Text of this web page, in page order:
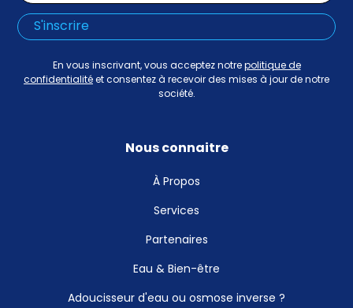
En vous inscrivant, vous acceptez notre politique de
confidentialité et consentez à recevoir des mises à jour de notre
société.
Nous connaitre
À Propos
Services
Partenaires
Eau & Bien-être
Adoucisseur d'eau ou osmose inverse ?